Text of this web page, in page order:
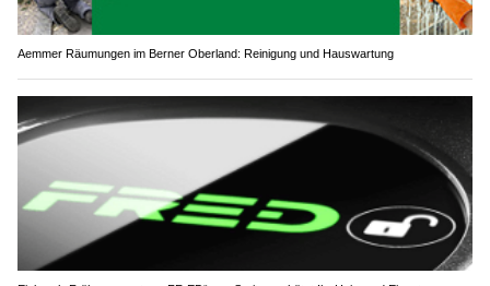
Aemmer Räumungen im Berner Oberland: Reinigung und Hauswartung